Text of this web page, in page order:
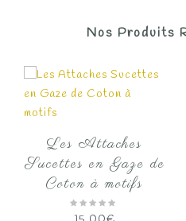
Nos Produits
Les Attaches
Sucettes en Gaze de
Coton à motifs